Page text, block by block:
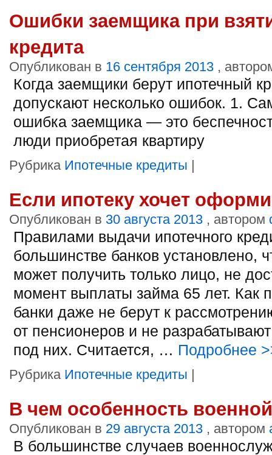
Ошибки заемщика при
кредита
Опубликован в 16 сентября 2013 ,
Когда заемщики берут ипотечный
допускают несколько ошибок. 1.
ошибка заемщика — это
люди приобретая квартиру
Рубрика Ипотечные кредиты |
Если ипотеку хочет
Опубликован в 30 августа 2013 , автором
Правилами выдачи ипотечного
большинстве банков установлено,
может получить только лицо, не
момент выплаты займа 65 лет. Как
банки даже не берут к
от пенсионеров и не
под них. Считается, … Подробнее
Рубрика Ипотечные кредиты |
В чем особенность
Опубликован в 29 августа 2013 , автором
В большинстве случаев